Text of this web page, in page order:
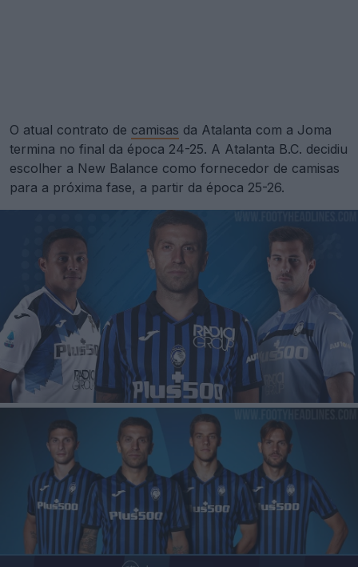
O atual contrato de camisas da Atalanta com a Joma
termina no final da época 24-25. A Atalanta B.C. decidiu
escolher a New Balance como fornecedor de camisas
para a próxima fase, a partir da época 25-26.